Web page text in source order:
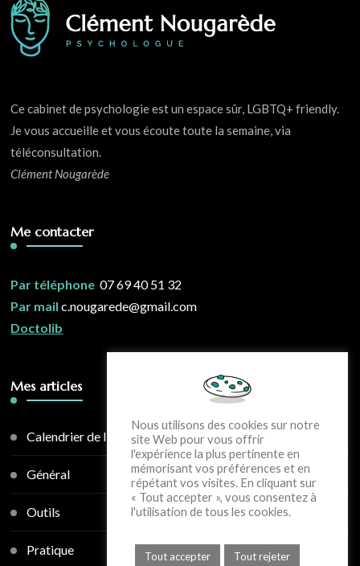
Ce cabinet de psychologie est un espace sûr, LGBTQ+ friendly.
Je vous accueille et vous écoute toute la semaine, via
téléconsultation.
Clément Nougarède
Me contacter
Par téléphone 07 69 40 51 32
Par mail c.nougarede@gmail.com
Doctolib
Mes articles
Calendrier de l'avent
Général
Outils
Pratique
Nous utilisons des cookies sur notre
site Web pour vous offrir
l'expérience la plus pertinente en
mémorisant vos préférences et en
répétant vos visites. En cliquant sur
« Tout accepter », vous consentez à
l'utilisation de tous les cookies.
Tout accepter Tout rejeter